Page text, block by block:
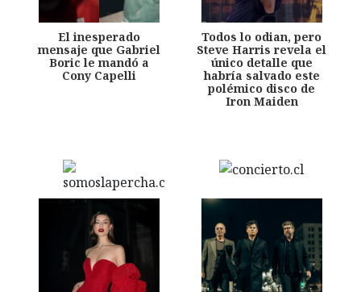
El inesperado
mensaje que Gabriel
Boric le mandó a
Cony Capelli
Todos lo odian, pero
Steve Harris revela el
único detalle que
habría salvado este
polémico disco de
Iron Maiden